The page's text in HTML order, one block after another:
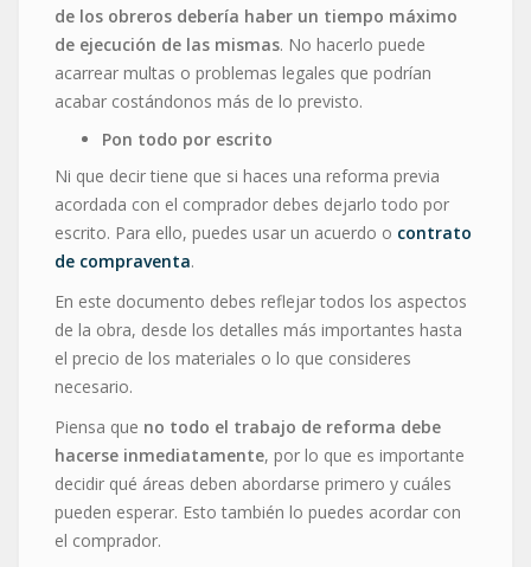
de los obreros debería haber un tiempo máximo
de ejecución de las mismas. No hacerlo puede
acarrear multas o problemas legales que podrían
acabar costándonos más de lo previsto.
Pon todo por escrito
Ni que decir tiene que si haces una reforma previa
acordada con el comprador debes dejarlo todo por
escrito. Para ello, puedes usar un acuerdo o contrato
de compraventa.
En este documento debes reflejar todos los aspectos
de la obra, desde los detalles más importantes hasta
el precio de los materiales o lo que consideres
necesario.
Piensa que no todo el trabajo de reforma debe
hacerse inmediatamente, por lo que es importante
decidir qué áreas deben abordarse primero y cuáles
pueden esperar. Esto también lo puedes acordar con
el comprador.